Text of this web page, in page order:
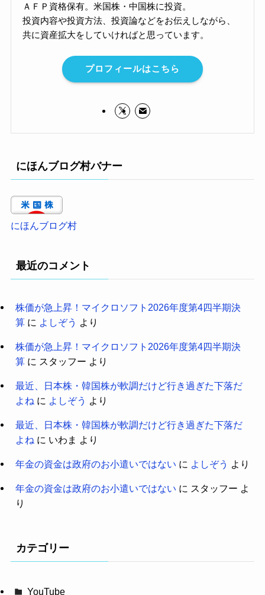
ＡＦＰ資格保有。米国株・中国株に投資。
投資内容や投資方法、投資論などをお伝えしながら、
共に資産拡大をしていければと思っています。
プロフィールはこちら
にほんブログ村バナー
にほんブログ村
最近のコメント
株価が急上昇！マイクロソフト2026年度第4四半期決
算に よしぞう より
株価が急上昇！マイクロソフト2026年度第4四半期決
算に スタッフー より
最近、日本株・韓国株が軟調だけど行き過ぎた下落だ
よね に よしぞう より
最近、日本株・韓国株が軟調だけど行き過ぎた下落だ
よね に いわま より
年金の資金は政府のお小遣いではない に よしぞう より
年金の資金は政府のお小遣いではない に スタッフー よ
り
カテゴリー
YouTube